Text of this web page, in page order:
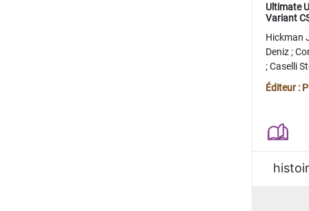
Ultimate
Variant
Hickman
Deniz;
;Caselli
Juan
Éditeur :